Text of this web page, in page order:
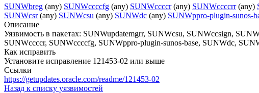
SUNWbreg (any) SUNWccccfg (any) SUNWccccr(any) SUNWccccrr(any)
SUNWcsr(any) SUNWcsu (any) SUNWdc (any) SUNWppro-plugin-sunos-
Описание
Уязвимость в пакетах: SUNWupdatemgrr, SUNWcsu, SUNWccsign,
SUNWccccr, SUNWccccfg, SUNWppro-plugin-sunos-base, SUNWdc,
Как исправить
Установите исправление 121453-02 или выше
Ссылки
https://getupdates.oracle.com/readme/121453-02
Назад к списку уязвимостей